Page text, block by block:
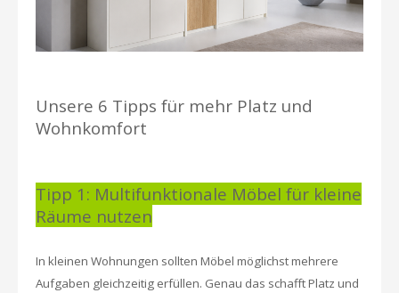
Unsere 6 Tipps für mehr Platz und
Wohnkomfort
Tipp 1: Multifunktionale Möbel für kleine
Räume nutzen
In kleinen Wohnungen sollten Möbel möglichst mehrere
Aufgaben gleichzeitig erfüllen. Genau das schafft Platz und